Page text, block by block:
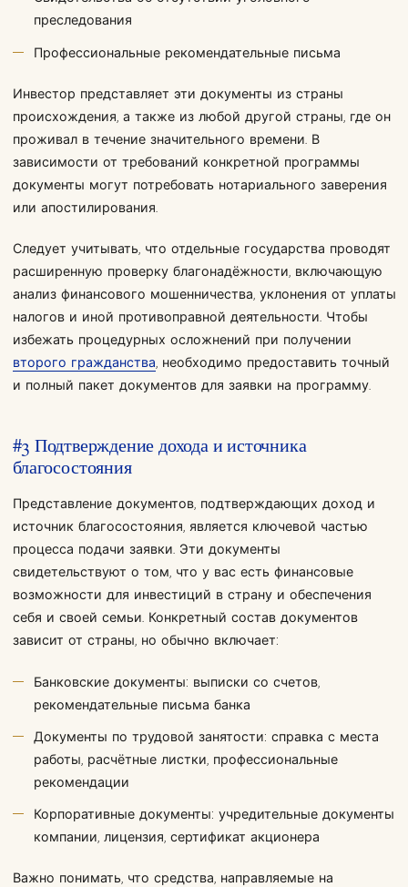
преследования
Профессиональные рекомендательные письма
Инвестор представляет эти документы из страны
происхождения, а также из любой другой страны, где он
проживал в течение значительного времени. В
зависимости от требований конкретной программы
документы могут потребовать нотариального заверения
или апостилирования.
Следует учитывать, что отдельные государства проводят
расширенную проверку благонадёжности, включающую
анализ финансового мошенничества, уклонения от уплаты
налогов и иной противоправной деятельности. Чтобы
избежать процедурных осложнений при получении
второго гражданства, необходимо предоставить точный
и полный пакет документов для заявки на программу.
#3 Подтверждение дохода и источника
благосостояния
Представление документов, подтверждающих доход и
источник благосостояния, является ключевой частью
процесса подачи заявки. Эти документы
свидетельствуют о том, что у вас есть финансовые
возможности для инвестиций в страну и обеспечения
себя и своей семьи. Конкретный состав документов
зависит от страны, но обычно включает:
Банковские документы: выписки со счетов,
рекомендательные письма банка
Документы по трудовой занятости: справка с места
работы, расчётные листки, профессиональные
рекомендации
Корпоративные документы: учредительные документы
компании, лицензия, сертификат акционера
Важно понимать, что средства, направляемые на